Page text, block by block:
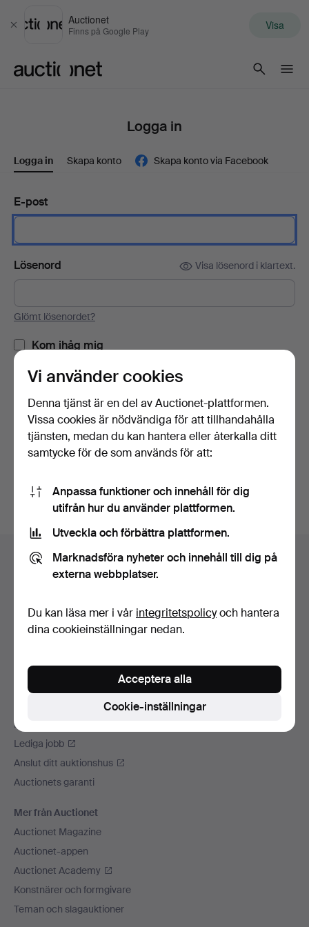
Stäng
Auctionet
Finns på Google Play Visa
Logga in
Logga in Skapa konto Skapa konto via Facebook
E-post
Lösenord Visa lösenord i klartext.
Glömt lösenordet?
Kom ihåg mig
Logga in
eller logga in via Facebook här
Sidfotsnavigation
Hjälp och kontakt
Kontakta support
Betalningsalternativ
Vi skickar med
Auctionet
Press
Lediga jobb
Anslut ditt auktionshus
Auctionets garanti
Mer från Auctionet
Auctionet Magazine
Auctionet-appen
Auctionet Academy
Konstnärer och formgivare
Teman och slagauktioner
Vi använder cookies
Denna tjänst är en del av Auctionet-plattformen.
Vissa cookies är nödvändiga för att tillhandahålla
tjänsten, medan du kan hantera eller återkalla ditt
samtycke för de som används för att:
Anpassa funktioner och innehåll för dig
utifrån hur du använder plattformen.
Utveckla och förbättra plattformen.
Marknadsföra nyheter och innehåll till dig på
externa webbplatser.
Du kan läsa mer i vår integritetspolicyoch hantera
dina cookieinställningar nedan.
Cookie-inställningar
Acceptera alla